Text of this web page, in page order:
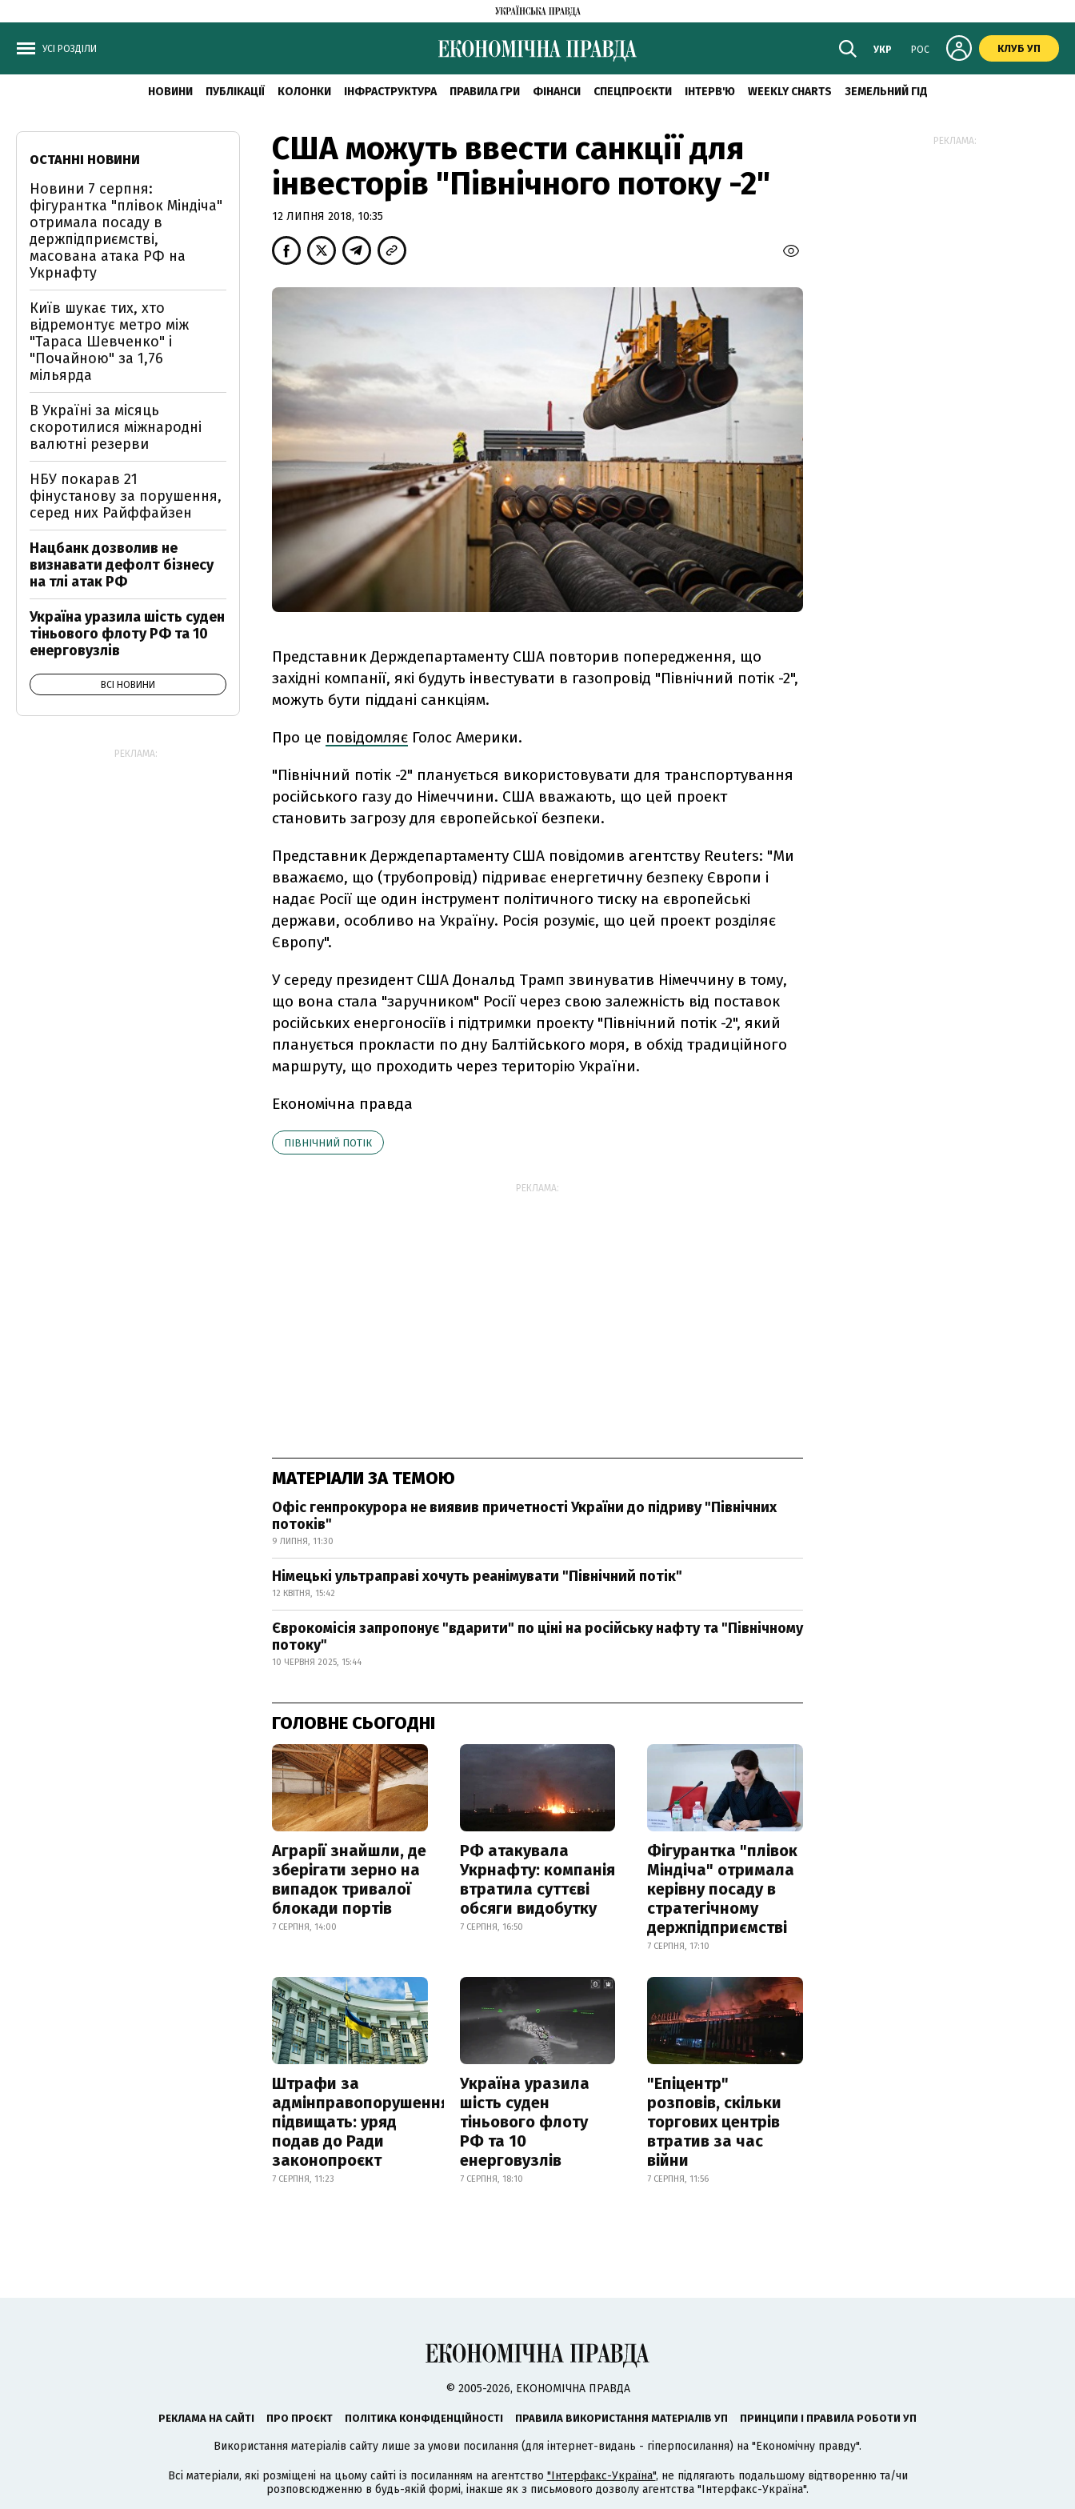
УСІ РОЗДІЛИ УКР РОС КЛУБ УП
НОВИНИ ПУБЛІКАЦІЇ КОЛОНКИ ІНФРАСТРУКТУРА ПРАВИЛА ГРИ ФІНАНСИ СПЕЦПРОЄКТИ ІНТЕРВ'Ю WEEKLY CHARTS ЗЕМЕЛЬНИЙ ГІД
США можуть ввести санкції для
інвесторів "Північного потоку -2"
12 ЛИПНЯ 2018, 10:35
Представник Держдепартаменту США повторив попередження, що
західні компанії, які будуть інвестувати в газопровід "Північний потік -2",
можуть бути піддані санкціям.
Про це повідомляє Голос Америки.
"Північний потік -2" планується використовувати для транспортування
російського газу до Німеччини. США вважають, що цей проект
становить загрозу для європейської безпеки.
Представник Держдепартаменту США повідомив агентству Reuters: "Ми
вважаємо, що (трубопровід) підриває енергетичну безпеку Європи і
надає Росії ще один інструмент політичного тиску на європейські
держави, особливо на Україну. Росія розуміє, що цей проект розділяє
Європу".
У середу президент США Дональд Трамп звинуватив Німеччину в тому,
що вона стала "заручником" Росії через свою залежність від поставок
російських енергоносіїв і підтримки проекту "Північний потік -2", який
планується прокласти по дну Балтійського моря, в обхід традиційного
маршруту, що проходить через територію України.
Економічна правда
ПІВНІЧНИЙ ПОТІК
РЕКЛАМА:
МАТЕРІАЛИ ЗА ТЕМОЮ
Офіс генпрокурора не виявив причетності України до підриву "Північних
потоків"
9 ЛИПНЯ, 11:30
Німецькі ультраправі хочуть реанімувати "Північний потік"
12 КВІТНЯ, 15:42
Єврокомісія запропонує "вдарити" по ціні на російську нафту та "Північному
потоку"
10 ЧЕРВНЯ 2025, 15:44
ГОЛОВНЕ СЬОГОДНІ
Аграрії знайшли, де
зберігати зерно на
випадок тривалої
блокади портів
7 СЕРПНЯ, 14:00
РФ атакувала
Укрнафту: компанія
втратила суттєві
обсяги видобутку
7 СЕРПНЯ, 16:50
Фігурантка "плівок
Міндіча" отримала
керівну посаду в
стратегічному
держпідприємстві
7 СЕРПНЯ, 17:10
Штрафи за
адмінправопорушення
підвищать: уряд
подав до Ради
законопроєкт
7 СЕРПНЯ, 11:23
Україна уразила
шість суден
тіньового флоту
РФ та 10
енерговузлів
7 СЕРПНЯ, 18:10
"Епіцентр"
розповів, скільки
торгових центрів
втратив за час
війни
7 СЕРПНЯ, 11:56
ОСТАННІ НОВИНИ
Новини 7 серпня:
фігурантка "плівок Міндіча"
отримала посаду в
держпідприємстві,
масована атака РФ на
Укрнафту
Київ шукає тих, хто
відремонтує метро між
"Тараса Шевченко" і
"Почайною" за 1,76
мільярда
В Україні за місяць
скоротилися міжнародні
валютні резерви
НБУ покарав 21
фінустанову за порушення,
серед них Райффайзен
Нацбанк дозволив не
визнавати дефолт бізнесу
на тлі атак РФ
Україна уразила шість суден
тіньового флоту РФ та 10
енерговузлів
ВСІ НОВИНИ
РЕКЛАМА:
РЕКЛАМА:
© 2005-2026, ЕКОНОМІЧНА ПРАВДА
РЕКЛАМА НА САЙТІ ПРО ПРОЄКТ ПОЛІТИКА КОНФІДЕНЦІЙНОСТІ ПРАВИЛА ВИКОРИСТАННЯ МАТЕРІАЛІВ УП ПРИНЦИПИ І ПРАВИЛА РОБОТИ УП
Використання матеріалів сайту лише за умови посилання (для інтернет-видань - гіперпосилання) на "Економічну правду".
Всі матеріали, які розміщені на цьому сайті із посиланням на агентство "Інтерфакс-Україна", не підлягають подальшому відтворенню та/чи
розповсюдженню в будь-якій формі, інакше як з письмового дозволу агентства "Інтерфакс-Україна".